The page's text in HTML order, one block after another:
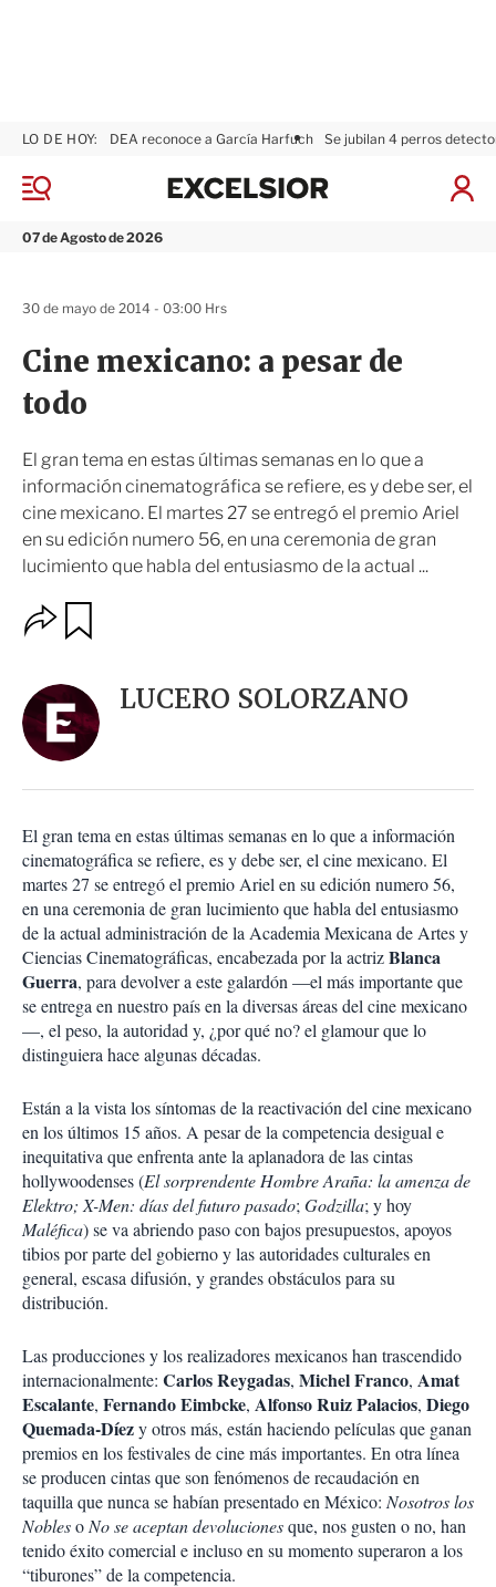
M
n
07 de Agosto de 2026
LO DE HOY: DEA reconoce a García Harfuch Se jubilan 4 perros
I
x
Cine mexicano: a pesar de
todo
El gran tema en estas últimas semanas en lo que a
información cinematográfica se refiere, es y debe ser, el
cine mexicano. El martes 27 se entregó el premio Ariel
en su edición numero 56, en una ceremonia de gran
lucimiento que habla del entusiasmo de la actual ...
30 de mayo de 2014 - 03:00 Hrs
O
p
n
e
s
o
m
p
a
r
t
i
r
a
r
LUCERO SOLORZANO
El gran tema en estas últimas semanas en lo que a información
cinematográfica se refiere, es y debe ser, el cine mexicano. El
martes 27 se entregó el premio Ariel en su edición numero 56,
en una ceremonia de gran lucimiento que habla del entusiasmo
de la actual administración de la Academia Mexicana de Artes y
Ciencias Cinematográficas, encabezada por la actrizBlanca
Guerra, para devolver a este galardón —el más importante que
se entrega en nuestro país en la diversas áreas del cine mexicano
—, el peso, la autoridad y, ¿por qué no? el glamour que lo
distinguiera hace algunas décadas.
Están a la vista los síntomas de la reactivación del cine mexicano
en los últimos 15 años. A pesar de la competencia desigual e
inequitativa que enfrenta ante la aplanadora de las cintas
hollywoodenses (El sorprendente Hombre Araña: la amenza de
Elektro; X-Men: días del futuro pasado; Godzilla; y hoy
Maléfica) se va abriendo paso con bajos presupuestos, apoyos
tibios por parte del gobierno y las autoridades culturales en
general, escasa difusión, y grandes obstáculos para su
distribución.
Las producciones y los realizadores mexicanos han trascendido
internacionalmente: Carlos Reygadas, Michel Franco, Amat
Escalante, Fernando Eimbcke, Alfonso Ruiz Palacios, Diego
Quemada-Díezy otros más, están haciendo películas que ganan
premios en los festivales de cine más importantes. En otra línea
se producen cintas que son fenómenos de recaudación en
taquilla que nunca se habían presentado en México: Nosotros los
Nobleso No se aceptan devolucionesque, nos gusten o no, han
tenido éxito comercial e incluso en su momento superaron a los
“tiburones” de la competencia.